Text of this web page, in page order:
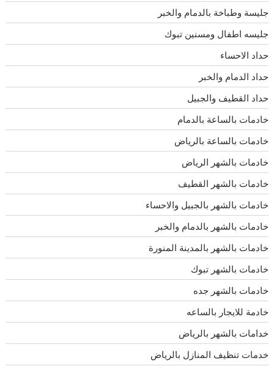
جليسة وطباخة بالدمام والخبر
جليسه اطفال ومسنين تبوك
حداد الاحساء
حداد الدمام والخبر
حداد القطيف والجبيل
خادمات بالساعة بالدمام
خادمات بالساعة بالرياض
خادمات بالشهر الرياض
خادمات بالشهر القطيف
خادمات بالشهر بالجبيل والاحساء
خادمات بالشهر بالدمام والخبر
خادمات بالشهر بالمدينة المنورة
خادمات بالشهر تبوك
خادمات بالشهر جده
خادمة للايجار بالساعه
خدامات بالشهر بالرياض
خدمات تنظيف المنازل بالرياض